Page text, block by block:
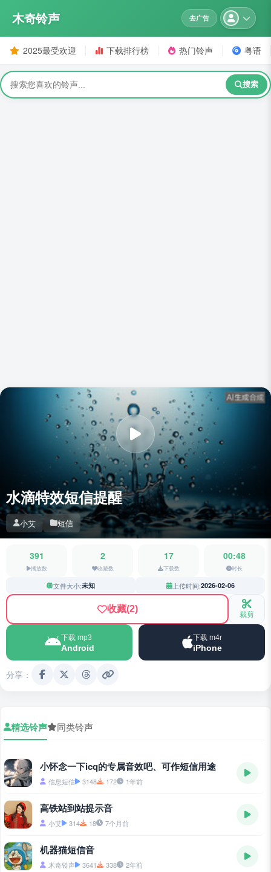
木奇铃声 去广告
2025最受欢迎 下载排行榜 热门铃声 粤语
搜索
水滴特效短信提醒
小艾 短信
391
播放数
2
收藏数
17
下载数
00:48
时长
文件大小:未知 上传时间:2026-02-06
收藏(2) 裁剪
下载 mp3
Android
下载 m4r
iPhone
分享：
精选铃声 同类铃声
小怀念一下icq的专属音效吧、可作短信用途
信息短信 3148 172 1年前
高铁站到站提示音
小艾 314 18 7个月前
机器猫短信音
木奇铃声 3641 338 2年前